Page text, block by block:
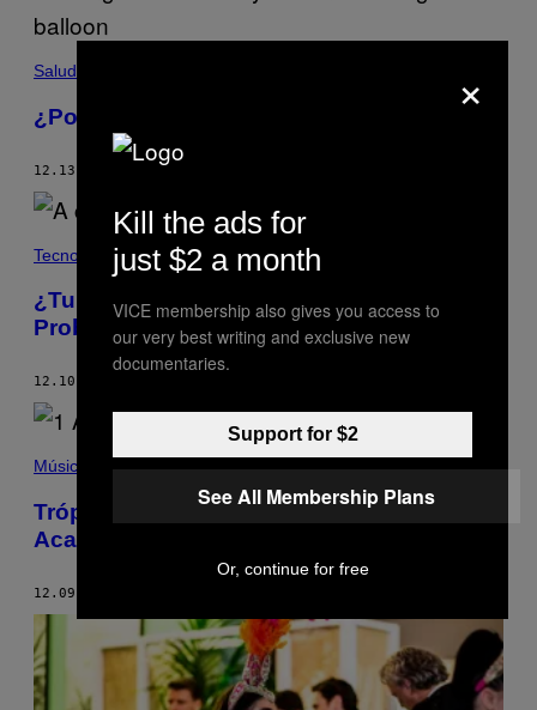
Salud
¿Por qué odias celebrar tu cumpleaños?
12.13.21 VINCENZO LIGRESTI
Tecnología
¿Tu gato es un psicópata?
Probablemente, dicen los investigadores
12.10.21
Música
Trópico 2021: De vuelta al paraíso en
Acapulco
12.09.21
×
Kill the ads for
just $2 a month
VICE membership also gives you access to
our very best writing and exclusive new
documentaries.
Support for $2
See All Membership Plans
Or, continue for free